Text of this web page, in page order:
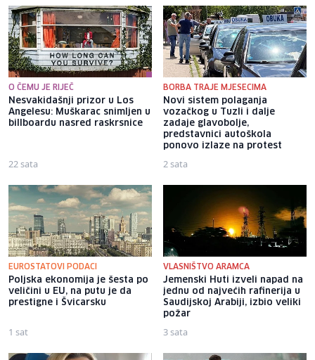
O ČEMU JE RIJEČ
Nesvakidašnji prizor u Los
Angelesu: Muškarac snimljen u
billboardu nasred raskrsnice
22 sata
BORBA TRAJE MJESECIMA
Novi sistem polaganja
vozačkog u Tuzli i dalje
zadaje glavobolje,
predstavnici autoškola
ponovo izlaze na protest
2 sata
EUROSTATOVI PODACI
Poljska ekonomija je šesta po
veličini u EU, na putu je da
prestigne i Švicarsku
1 sat
VLASNIŠTVO ARAMCA
Jemenski Huti izveli napad na
jednu od najvećih rafinerija u
Saudijskoj Arabiji, izbio veliki
požar
3 sata